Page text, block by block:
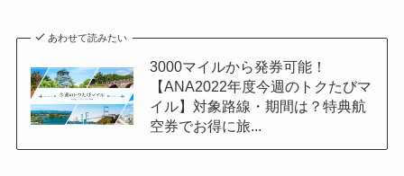
あわせて読みたい
3000マイルから発券可能！
【ANA2022年度今週のトクたびマ
イル】対象路線・期間は？特典航
空券でお得に旅...